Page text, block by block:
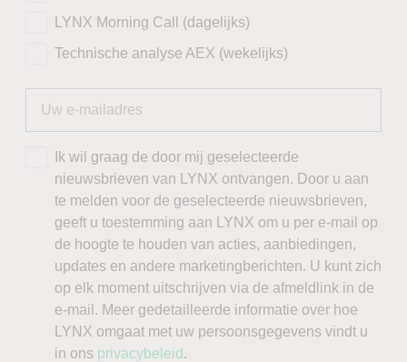
LYNX Morning Call (dagelijks)
Technische analyse AEX (wekelijks)
Ik wil graag de door mij geselecteerde
nieuwsbrieven van LYNX ontvangen. Door u aan
te melden voor de geselecteerde nieuwsbrieven,
geeft u toestemming aan LYNX om u per e-mail op
de hoogte te houden van acties, aanbiedingen,
updates en andere marketingberichten. U kunt zich
op elk moment uitschrijven via de afmeldlink in de
e-mail. Meer gedetailleerde informatie over hoe
LYNX omgaat met uw persoonsgegevens vindt u
in ons privacybeleid .